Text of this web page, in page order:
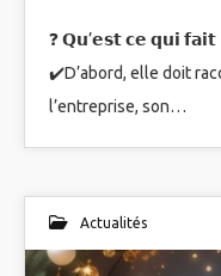
❓ 𝗤𝘂’𝗲𝘀𝘁 𝗰𝗲 𝗾𝘂𝗶
✔️D’abord, elle doit
l’entreprise, son…
Actualités